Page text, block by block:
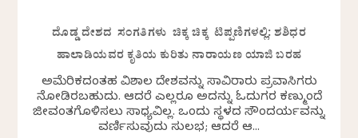
ದೊಡ್ಡ ದೇಶದ ಸಂಗತಿಗಳು ಚಿಕ್ಕ ಚಿಕ್ಕ ಟಿಪ್ಪಣಿಗಳಲ್ಲಿ: ಶಶಿಧರ
ಹಾಲಾಡಿಯವರ ಕೃತಿಯ ಕುರಿತು ನಾರಾಯಣ ಯಾಜಿ ಬರಹ
ಅಮೆರಿಕದಂತಹ ವಿಶಾಲ ದೇಶವನ್ನು ಸಾವಿರಾರು ಪ್ರವಾಸಿಗರು
ನೋಡಿರಬಹುದು. ಆದರೆ ಎಲ್ಲರೂ ಅದನ್ನು ಓದುಗರ ಕಣ್ಮುಂದೆ
ಜೀವಂತಗೊಳಿಸಲು ಸಾಧ್ಯವಿಲ್ಲ. ಒಂದು ಸ್ಥಳದ ಸೌಂದರ್ಯವನ್ನು
ವರ್ಣಿಸುವುದು ಸುಲಭ; ಆದರೆ ಆ...